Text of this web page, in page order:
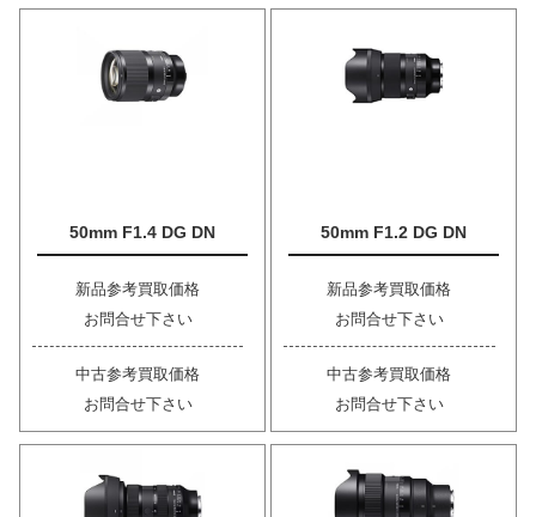
50mm F1.4 DG DN
新品参考買取価格
お問合せ下さい
中古参考買取価格
お問合せ下さい
50mm F1.2 DG DN
新品参考買取価格
お問合せ下さい
中古参考買取価格
お問合せ下さい